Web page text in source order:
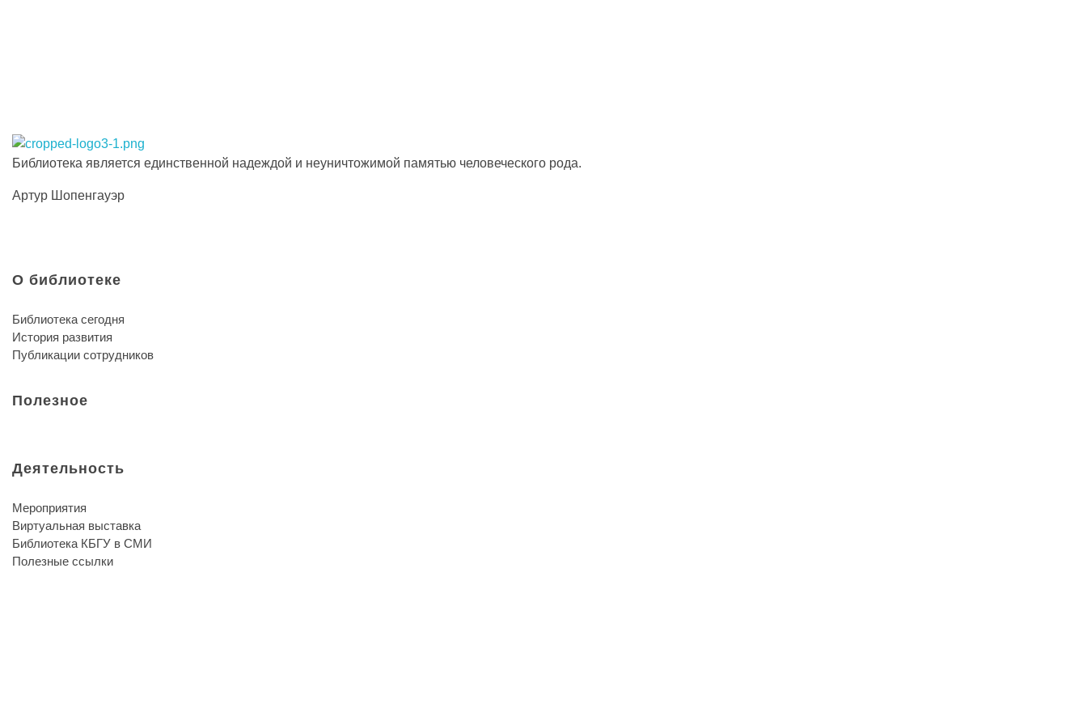
Библиотека КБГУ
Библиотека КБГУ
Библиотека является единственной надеждой и неуничтожимой памятью человеческого рода.
Артур Шопенгауэр
О библиотеке
Библиотека сегодня
История развития
Публикации сотрудников
Полезное
Деятельность
Мероприятия
Виртуальная выставка
Библиотека КБГУ в СМИ
Полезные ссылки